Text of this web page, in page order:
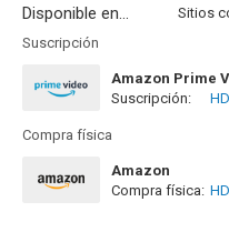
Disponible en...
Suscripción
Amazon Prime
Suscripción:
HD
Compra física
Amazon
Compra física: HD